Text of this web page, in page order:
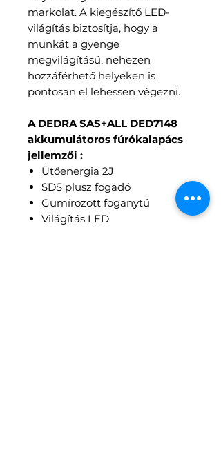
markolat. A kiegészítő LED-
világítás biztosítja, hogy a
munkát a gyenge
megvilágítású, nehezen
hozzáférhető helyeken is
pontosan el lehessen végezni.
A DEDRA SAS+ALL DED7148
akkumulátoros fúrókalapács
jellemzői :
Ütőenergia 2J
SDS plusz fogadó
Gumírozott foganytú
Világítás LED